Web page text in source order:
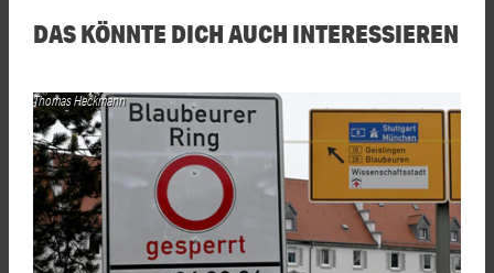
DAS KÖNNTE DICH AUCH INTERESSIEREN
Thomas Heckmann